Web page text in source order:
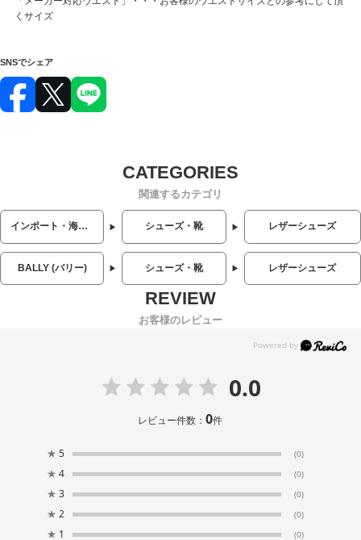
くサイズ
SNSでシェア
関連するカテゴリ
インポート・海外人気ブランド シューズ・靴 レザーシューズ
BALLY (バリー) シューズ・靴 レザーシューズ
お客様のレビュー
0.0
レビュー件数：0件
★ 5 (0)
★ 4 (0)
★ 3 (0)
★ 2 (0)
★ 1 (0)